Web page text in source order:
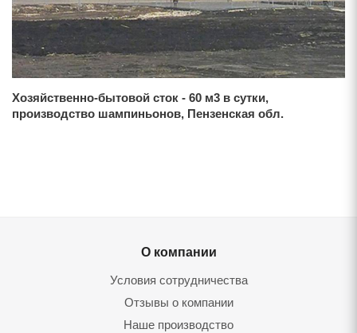
Хозяйственно-бытовой сток - 60 м3 в сутки,
производство шампиньонов, Пензенская обл.
О компании
Условия сотрудничества
Отзывы о компании
Наше производство